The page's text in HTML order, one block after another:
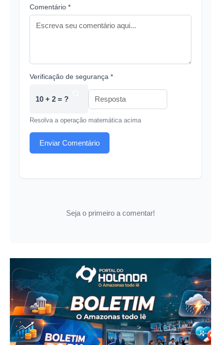
Comentário *
Verificação de segurança *
10 + 2 = ?
Resolva a operação matemática acima
Enviar Comentário
Seja o primeiro a comentar!